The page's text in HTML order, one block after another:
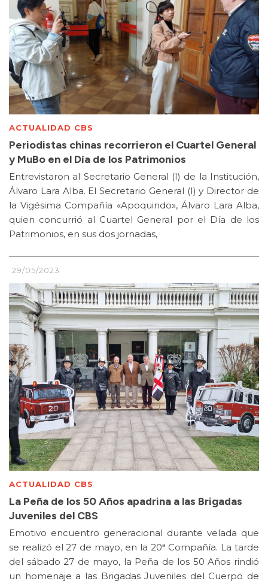
ACTUALIDAD CBS
Periodistas chinas recorrieron el Cuartel General
y MuBo en el Día de los Patrimonios
Entrevistaron al Secretario General (I) de la Institución,
Álvaro Lara Alba. El Secretario General (I) y Director de
la Vigésima Compañía «Apoquindo», Álvaro Lara Alba,
quien concurrió al Cuartel General por el Día de los
Patrimonios, en sus dos jornadas,
29/05/2023
ACTUALIDAD CBS
La Peña de los 50 Años apadrina a las Brigadas
Juveniles del CBS
Emotivo encuentro generacional durante velada que
se realizó el 27 de mayo, en la 20ª Compañía. La tarde
del sábado 27 de mayo, la Peña de los 50 Años rindió
un homenaje a las Brigadas Juveniles del Cuerpo de